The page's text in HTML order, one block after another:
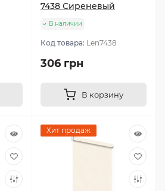
7438 Сиреневый
В наличии
Код товара: Len7438
306 грн
В корзину
Хит продаж